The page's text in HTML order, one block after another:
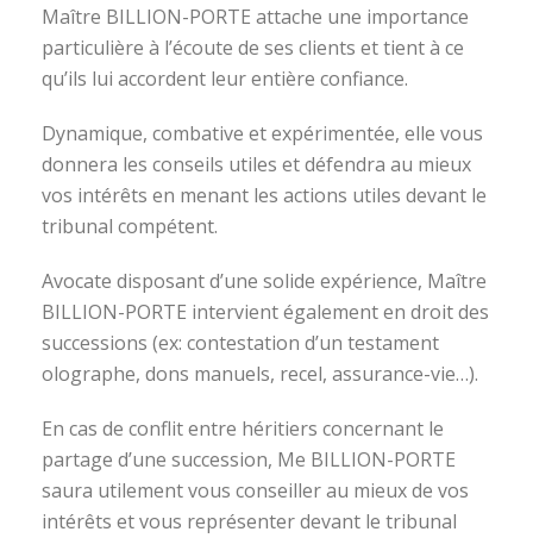
Maître BILLION-PORTE attache une importance
particulière à l’écoute de ses clients et tient à ce
qu’ils lui accordent leur entière confiance.
Dynamique, combative et expérimentée, elle vous
donnera les conseils utiles et défendra au mieux
vos intérêts en menant les actions utiles devant le
tribunal compétent.
Avocate disposant d’une solide expérience, Maître
BILLION-PORTE intervient également en droit des
successions (ex: contestation d’un testament
olographe, dons manuels, recel, assurance-vie…).
En cas de conflit entre héritiers concernant le
partage d’une succession, Me BILLION-PORTE
saura utilement vous conseiller au mieux de vos
intérêts et vous représenter devant le tribunal